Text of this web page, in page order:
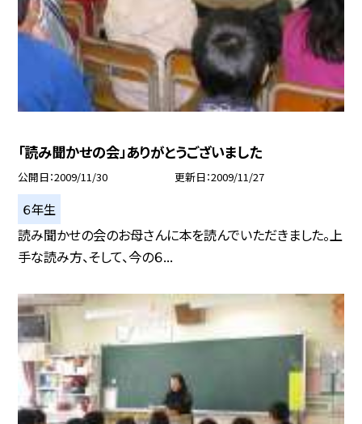
「読み聞かせの会」ありがとうございました
公開日 2009/11/30 更新日 2009/11/27
６年生
読み聞かせの会のお母さんに本を読んでいただきました。上
手な読み方、そして、今の６...